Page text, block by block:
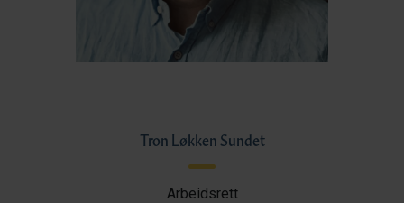
Tron Løkken Sundet
Arbeidsrett